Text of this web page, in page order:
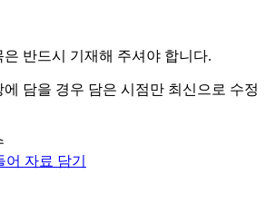
은 반드시 기재해 주셔야 합니다.
담을 경우 담은 시점만 최신으로 수정
자료 담기